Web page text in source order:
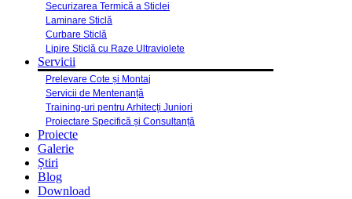
Securizarea Termică a Sticlei
Laminare Sticlă
Curbare Sticlă
Lipire Sticlă cu Raze Ultraviolete
Servicii
Prelevare Cote și Montaj
Servicii de Mentenanță
Training-uri pentru Arhitecți Juniori
Proiectare Specifică și Consultanță
Proiecte
Galerie
Știri
Blog
Download